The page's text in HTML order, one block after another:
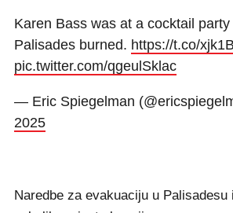
Karen Bass was at a cocktail
Palisades burned. https://t.co/
pic.twitter.com/qgeulSklac
— Eric Spiegelman
2025
Naredbe za evakuaciju u Palisadesu